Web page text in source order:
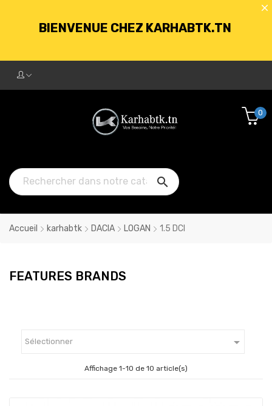
BIENVENUE CHEZ KARHABTK.TN
250DT D'ACHATS

0
Accueil karhabtk DACIA LOGAN 1.5 DCI
FEATURES BRANDS
Sélectionner 
Affichage 1-10 de 10 article(s)